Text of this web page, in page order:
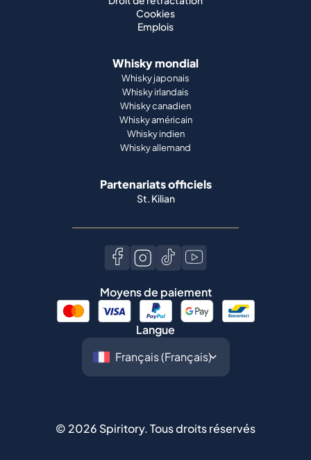
Cookies
Emplois
Whisky mondial
Whisky japonais
Whisky irlandais
Whisky canadien
Whisky américain
Whisky indien
Whisky allemand
Partenariats officiels
St. Kilian
Moyens de paiement
Langue
© 2026 Spiritory.Tous droits réservés